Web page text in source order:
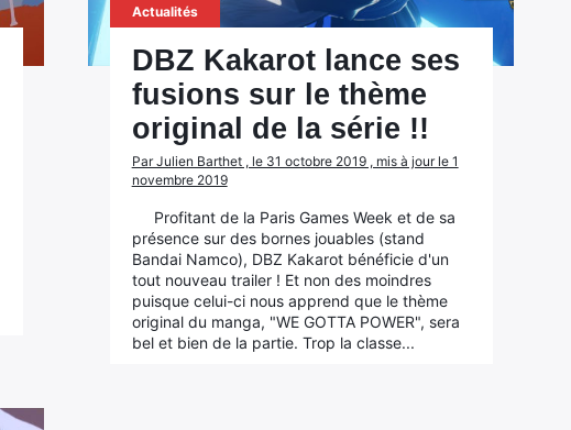
Actualités
DBZ Kakarot lance ses
fusions sur le thème
original de la série !!
Par Julien Barthet , le 31 octobre 2019 , mis à jour le 1
novembre 2019
Profitant de la Paris Games Week et de sa
présence sur des bornes jouables (stand
Bandai Namco), DBZ Kakarot bénéficie d'un
tout nouveau trailer ! Et non des moindres
puisque celui-ci nous apprend que le thème
original du manga, "WE GOTTA POWER", sera
bel et bien de la partie. Trop la classe...